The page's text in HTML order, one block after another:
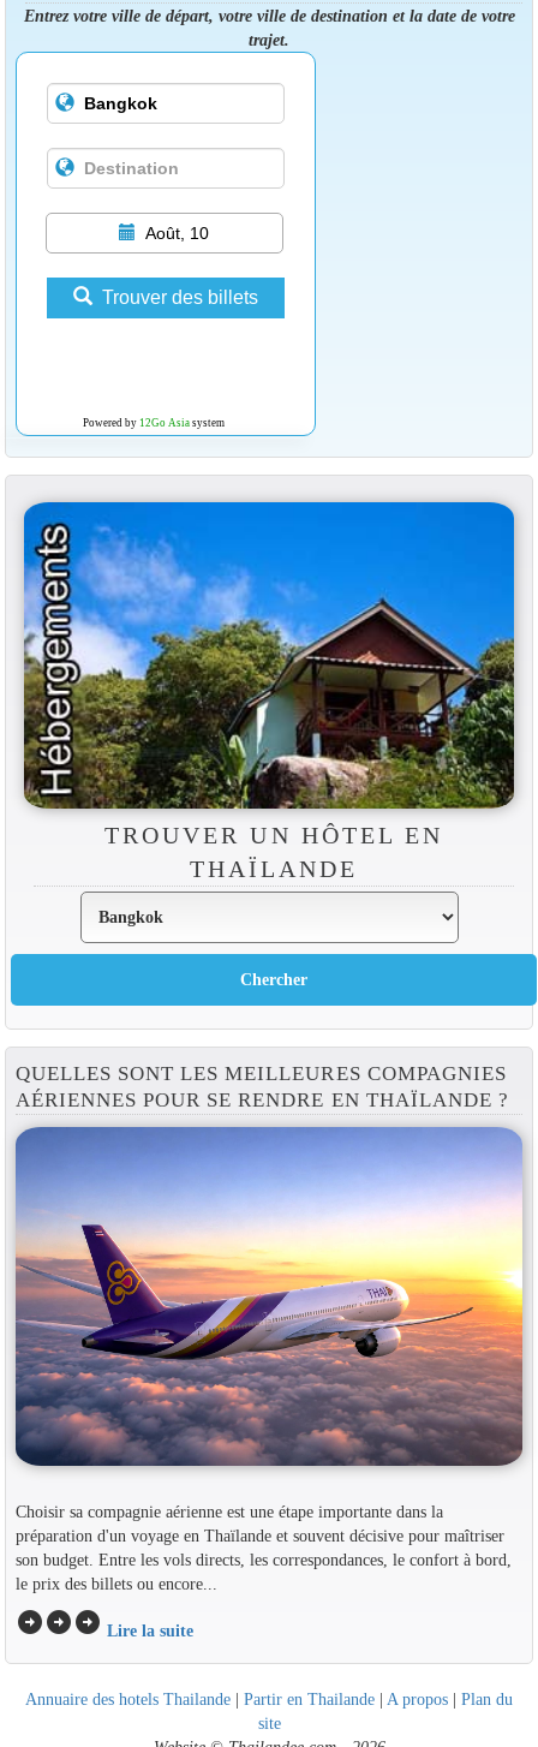
Entrez votre ville de départ, votre ville de destination et la date de votre
trajet.
Août, 10
Trouver des billets
Powered by 12Go Asiasystem
TROUVER UN HÔTEL EN
THAÏLANDE
QUELLES SONT LES MEILLEURES COMPAGNIES
AÉRIENNES POUR SE RENDRE EN THAÏLANDE ?
Choisir sa compagnie aérienne est une étape importante dans la
préparation d'un voyage en Thaïlande et souvent décisive pour maîtriser
son budget. Entre les vols directs, les correspondances, le confort à bord,
le prix des billets ou encore...
arrow_circle_rightarrow_circle_rightarrow_circle_right Lire la suite
Annuaire des hotels Thailande | Partir en Thailande | A propos | Plan du
site